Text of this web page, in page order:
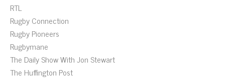
RTL
Rugby Connection
Rugby Pioneers
Rugbymane
The Daily Show With Jon Stewart
The Huffington Post